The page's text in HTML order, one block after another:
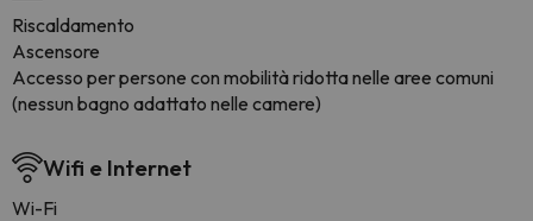
Riscaldamento
Ascensore
Accesso per persone con mobilità ridotta nelle aree comuni
(nessun bagno adattato nelle camere)
Wifi e Internet
Wi-Fi